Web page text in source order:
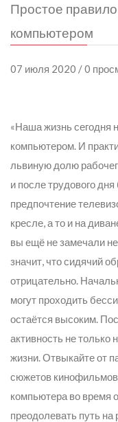
Простое правило
компьютером
07 июля 2020 / 0
«Наша жизнь сегодня
компьютером. И
львиную долю
и после трудового
предпочтение
кресле, а то и на
вы ещё не замечали
значит, что сидячий
отрицательно.
могут проходить
остаётся высоким.
активность не только
жизни. Отвыкайте от
сюжетов кинофильмов
компьютера во время
преодолевать путь на